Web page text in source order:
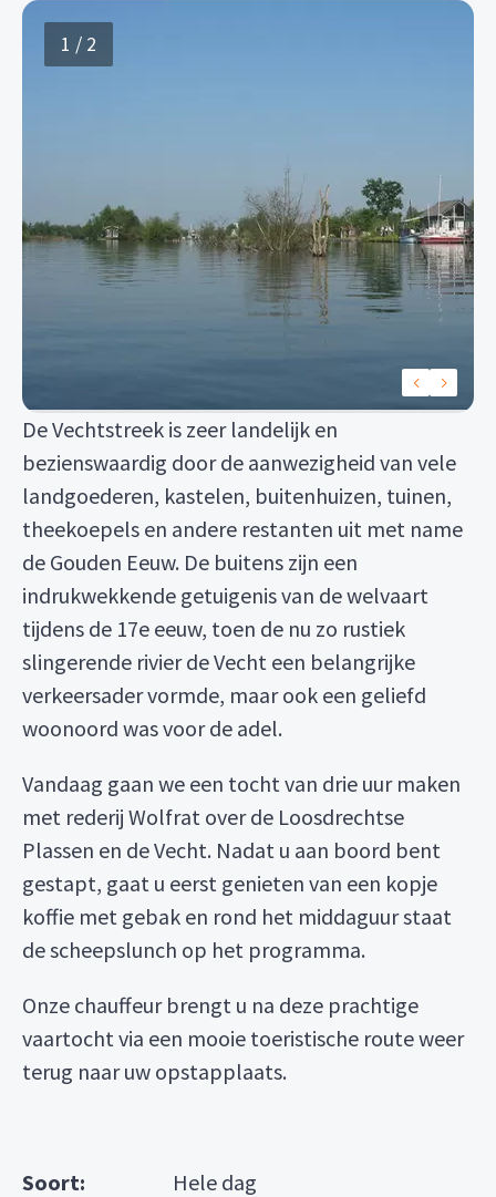
1 / 2
De Vechtstreek is zeer landelijk en
bezienswaardig door de aanwezigheid van vele
landgoederen, kastelen, buitenhuizen, tuinen,
theekoepels en andere restanten uit met name
de Gouden Eeuw. De buitens zijn een
indrukwekkende getuigenis van de welvaart
tijdens de 17e eeuw, toen de nu zo rustiek
slingerende rivier de Vecht een belangrijke
verkeersader vormde, maar ook een geliefd
woonoord was voor de adel.
Vandaag gaan we een tocht van drie uur maken
met rederij Wolfrat over de Loosdrechtse
Plassen en de Vecht. Nadat u aan boord bent
gestapt, gaat u eerst genieten van een kopje
koffie met gebak en rond het middaguur staat
de scheepslunch op het programma.
Onze chauffeur brengt u na deze prachtige
vaartocht via een mooie toeristische route weer
terug naar uw opstapplaats.
Soort:
Hele dag